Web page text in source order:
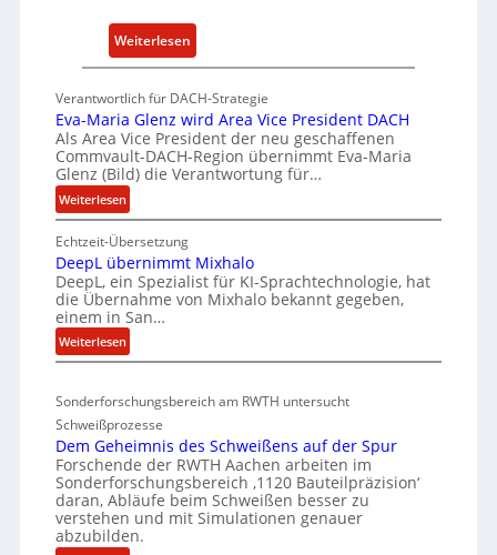
w
c
k
e
l
n
C
-
V
c
e
r
h
e
Weiterlesen
P
W
-
U
n
e
b
o
n
e
k
l
e
i
Verantwortlich für DACH-Strategie
Eva-Maria Glenz wird Area Vice President DACH
Als Area Vice President der neu geschaffenen
Commvault-DACH-Region übernimmt Eva-Maria
Glenz (Bild) die Verantwortung für…
Weiterlesen:
E
v
a
-
M
a
r
i
G
l
e
n
z
w
i
Echtzeit-Übersetzung
DeepL übernimmt Mixhalo
DeepL, ein Spezialist für KI-Sprachtechnologie, hat
die Übernahme von Mixhalo bekannt gegeben,
einem in San…
Weiterlesen:
D
e
p
L
ü
b
e
r
n
Sonderforschungsbereich am RWTH untersucht
Schweißprozesse
Dem Geheimnis des Schweißens auf der Spur
Forschende der RWTH Aachen arbeiten im
Sonderforschungsbereich ‚1120 Bauteilpräzision‘
daran, Abläufe beim Schweißen besser zu
verstehen und mit Simulationen genauer
abzubilden.